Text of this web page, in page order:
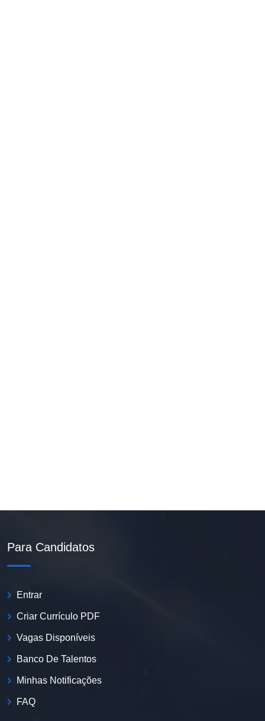
Para Candidatos
Entrar
Criar Currículo PDF
Vagas Disponíveis
Banco De Talentos
Minhas Notificações
FAQ